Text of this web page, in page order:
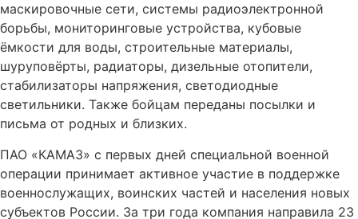
маскировочные сети, системы радиоэлектронной
борьбы, мониторинговые устройства, кубовые
ёмкости для воды, строительные материалы,
шуруповёрты, радиаторы, дизельные отопители,
стабилизаторы напряжения, светодиодные
светильники. Также бойцам переданы посылки и
письма от родных и близких.
ПАО «КАМАЗ» с первых дней специальной военной
операции принимает активное участие в поддержке
военнослужащих, воинских частей и населения новых
субъектов России. За три года компания направила 23